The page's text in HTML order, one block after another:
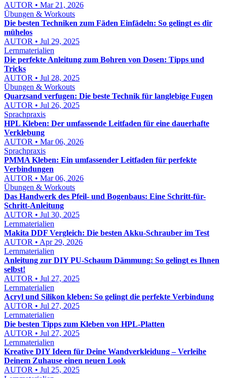
AUTOR • Mar 21, 2026
Übungen & Workouts
Die besten Techniken zum Fäden Einfädeln: So gelingt es dir
mühelos
AUTOR • Jul 29, 2025
Lernmaterialien
Die perfekte Anleitung zum Bohren von Dosen: Tipps und
Tricks
AUTOR • Jul 28, 2025
Übungen & Workouts
Quarzsand verfugen: Die beste Technik für langlebige Fugen
AUTOR • Jul 26, 2025
Sprachpraxis
HPL Kleben: Der umfassende Leitfaden für eine dauerhafte
Verklebung
AUTOR • Mar 06, 2026
Sprachpraxis
PMMA Kleben: Ein umfassender Leitfaden für perfekte
Verbindungen
AUTOR • Mar 06, 2026
Übungen & Workouts
Das Handwerk des Pfeil- und Bogenbaus: Eine Schritt-für-
Schritt-Anleitung
AUTOR • Jul 30, 2025
Lernmaterialien
Makita DDF Vergleich: Die besten Akku-Schrauber im Test
AUTOR • Apr 29, 2026
Lernmaterialien
Anleitung zur DIY PU-Schaum Dämmung: So gelingt es Ihnen
selbst!
AUTOR • Jul 27, 2025
Lernmaterialien
Acryl und Silikon kleben: So gelingt die perfekte Verbindung
AUTOR • Jul 27, 2025
Lernmaterialien
Die besten Tipps zum Kleben von HPL-Platten
AUTOR • Jul 27, 2025
Lernmaterialien
Kreative DIY Ideen für Deine Wandverkleidung – Verleihe
Deinem Zuhause einen neuen Look
AUTOR • Jul 25, 2025